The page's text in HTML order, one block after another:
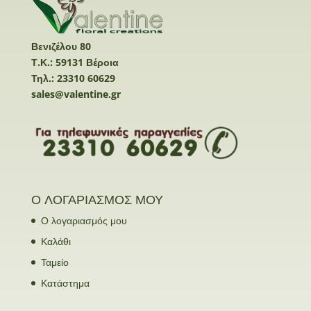
Βενιζέλου 80
Τ.Κ.: 59131 Βέροια
Τηλ.: 23310 60629
sales@valentine.gr
Ο ΛΟΓΑΡΙΑΣΜΟΣ ΜΟΥ
Ο λογαριασμός μου
Καλάθι
Ταμείο
Κατάστημα